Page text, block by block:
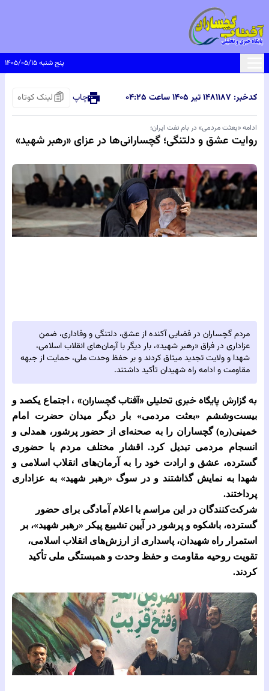
پنج شنبه ۱۴۰۵/۰۵/۱۵
کدخبر: ۸۱۱۸۷ ۱۴ تیر ۱۴۰۵ ساعت ۰۴:۲۵ چاپ لینک کوتاه
ادامه «بعثت مردمی» در بام نفت ایران؛
روایت عشق و دلتنگی؛ گچسارانی‌ها در عزای «رهبر شهید»
مردم گچساران در فضایی آکنده از عشق، دلتنگی و وفاداری، ضمن
عزاداری در فراق «رهبر شهید»، بار دیگر با آرمان‌های انقلاب اسلامی،
شهدا و ولایت تجدید میثاق کردند و بر حفظ وحدت ملی، حمایت از جبهه
مقاومت و ادامه راه شهیدان تأکید داشتند.
به گزارش پایگاه خبری تحلیلی‌ «آفتاب گچساران» ، اجتماع یکصد و
بیست‌وششم «بعثت مردمی» بار دیگر میدان حضرت امام
خمینی(ره) گچساران را به صحنه‌ای از حضور پرشور، همدلی و
انسجام مردمی تبدیل کرد. اقشار مختلف مردم با حضوری
گسترده، عشق و ارادت خود را به آرمان‌های انقلاب اسلامی و
شهدا به نمایش گذاشتند و در سوگ «رهبر شهید» به عزاداری
پرداختند.
شرکت‌کنندگان در این مراسم با اعلام آمادگی برای حضور
گسترده، باشکوه و پرشور در آیین تشییع پیکر «رهبر شهید»، بر
استمرار راه شهیدان، پاسداری از ارزش‌های انقلاب اسلامی،
تقویت روحیه مقاومت و حفظ وحدت و همبستگی ملی تأکید
کردند.